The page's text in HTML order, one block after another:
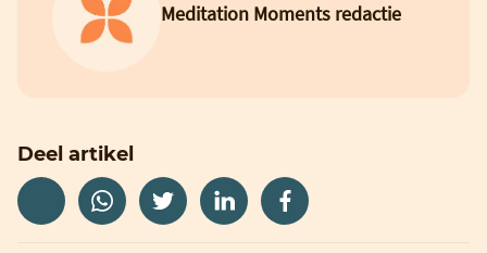
Meditation Moments redactie
Deel artikel